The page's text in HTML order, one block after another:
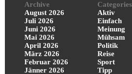
Archive
August 2026
Juli 2026
Juni 2026
Mai 2026
April 2026
März 2026
Februar 2026
Jänner 2026
Categories
Aktiv
Einfach
Meinung
Mühsam
Politik
Reise
Sport
Tipp